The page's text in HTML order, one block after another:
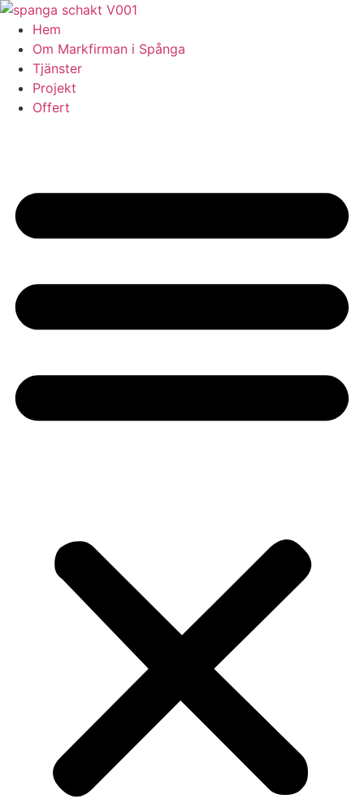
Skip
content
Hem
Om Markfirman i Spånga
Tjänster
Projekt
Offert